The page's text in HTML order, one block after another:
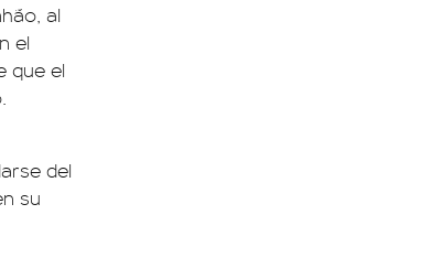
al
el
que el
del
su